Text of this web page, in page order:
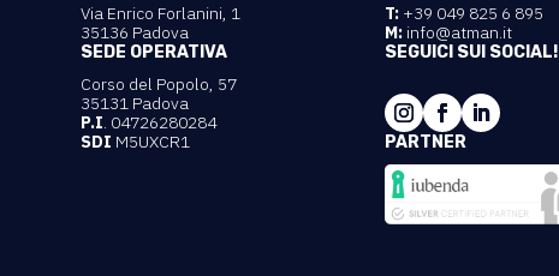
Via Enrico Forlanini, 1
35136 Padova
SEDE OPERATIVA
Corso del Popolo, 57
35131 Padova
P.I. 04726280284
SDI M5UXCR1
T: +39 049 825 6 895
M: info@atman.it
SEGUICI SUI SOCIAL!
PARTNER